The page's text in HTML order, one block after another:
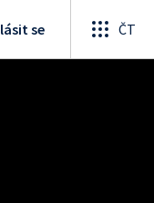
se ČT